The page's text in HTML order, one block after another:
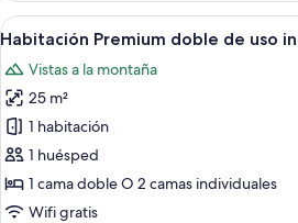
doble
(View)
Abrir
todas
las
fotos
de
Habitación
Premium
doble
Ropa
6
Habitación Premium doble de uso
Vistas a la montaña
25 m²
1 habitación
1 huésped
1 cama doble O 2 camas individuales
Wifi gratis